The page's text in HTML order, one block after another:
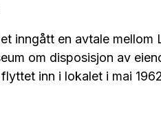
inngått en avtale
om disposisjon av
inn i lokalet i mai